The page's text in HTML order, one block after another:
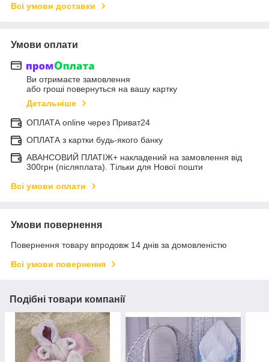
Всі умови доставки
Умови оплати
Ви отримаєте замовлення
або гроші повернуться на вашу картку
Детальніше
ОПЛАТА online через Приват24
ОПЛАТА з картки будь-якого банку
АВАНСОВИЙ ПЛАТІЖ+ накладений на замовлення від
300грн (післяплата). Тільки для Нової пошти
Всі умови оплати
Умови повернення
Повернення товару впродовж 14 днів за домовленістю
Всі умови повернення
Подібні товари компанії